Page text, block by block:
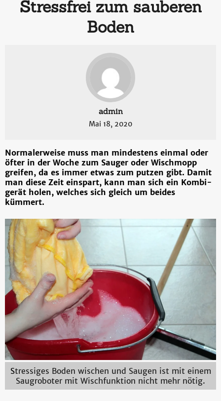
Stressfrei zum sauberen
Boden
admin
Mai 18, 2020
Normalerweise muss man mindestens einmal oder
öfter in der Woche zum Sauger oder Wischmopp
greifen, da es immer etwas zum putzen gibt. Damit
man diese Zeit einspart, kann man sich ein Kombi-
gerät holen, welches sich gleich um beides
kümmert.
Stressiges Boden wischen und Saugen ist mit einem
Saugroboter mit Wischfunktion nicht mehr nötig.